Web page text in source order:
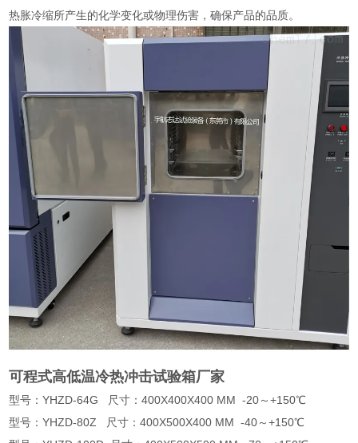
热胀冷缩所产生的化学变化或物理伤害，确保产品的品质。
可程式高低温冷热冲击试验箱厂家
型号：YHZD-64G 尺寸：400X400X400 MM -20～+150℃
型号：YHZD-80Z 尺寸：400X500X400 MM -40～+150℃